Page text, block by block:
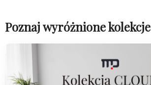
Poznaj wyróżnione kolekcje